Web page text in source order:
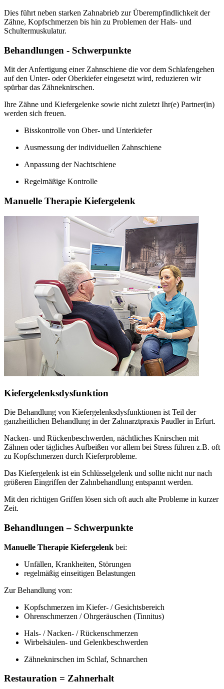
Dies führt neben starken Zahnabrieb zur Überempfindlichkeit der
Zähne, Kopfschmerzen bis hin zu Problemen der Hals- und
Schultermuskulatur.
Behandlungen - Schwerpunkte
Mit der Anfertigung einer Zahnschiene die vor dem Schlafengehen
auf den Unter- oder Oberkiefer eingesetzt wird, reduzieren wir
spürbar das Zähneknirschen.
Ihre Zähne und Kiefergelenke sowie nicht zuletzt Ihr(e) Partner(in)
werden sich freuen.
Bisskontrolle von Ober- und Unterkiefer
Ausmessung der individuellen Zahnschiene
Anpassung der Nachtschiene
Regelmäßige Kontrolle
Manuelle Therapie Kiefergelenk
Kiefergelenksdysfunktion
Die Behandlung von Kiefergelenksdysfunktionen ist Teil der
ganzheitlichen Behandlung in der Zahnarztpraxis Paudler in Erfurt.
Nacken- und Rückenbeschwerden, nächtliches Knirschen mit
Zähnen oder tägliches Aufbeißen vor allem bei Stress führen z.B. oft
zu Kopfschmerzen durch Kieferprobleme.
Das Kiefergelenk ist ein Schlüsselgelenk und sollte nicht nur nach
größeren Eingriffen der Zahnbehandlung entspannt werden.
Mit den richtigen Griffen lösen sich oft auch alte Probleme in kurzer
Zeit.
Behandlungen – Schwerpunkte
Manuelle Therapie Kiefergelenk bei:
Unfällen, Krankheiten, Störungen
regelmäßig einseitigen Belastungen
Zur Behandlung von:
Kopfschmerzen im Kiefer- / Gesichtsbereich
Ohrenschmerzen / Ohrgeräuschen (Tinnitus)
Hals- / Nacken- / Rückenschmerzen
Wirbelsäulen- und Gelenkbeschwerden
Zähneknirschen im Schlaf, Schnarchen
Restauration = Zahnerhalt